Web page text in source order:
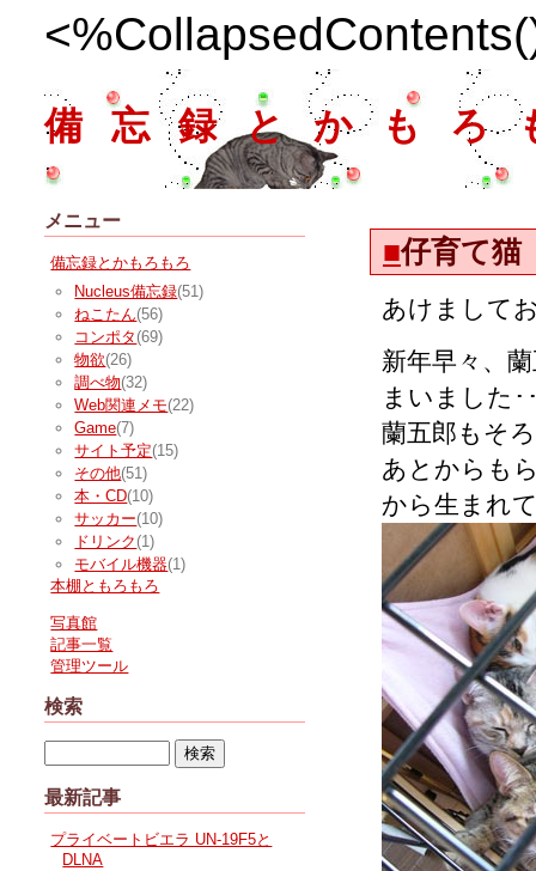
備忘録とかもろ
■仔育て猫
あけまして
新年早々、
まいました･
蘭五郎もそ
あとからも
から生まれ
メニュー
備忘録とかもろもろ
Nucleus備忘録(51)
ねこたん(56)
コンポタ (69)
物欲(26)
調べ物(32)
Web関連メモ(22)
Game(7)
サイト予定(15)
その他(51)
本・CD(10)
サッカー(10)
ドリンク (1)
モバイル機器(1)
本棚ともろもろ
写真館
記事一覧
管理ツール
検索
最新記事
プライベートビエラ UN-19F5と
DLNA